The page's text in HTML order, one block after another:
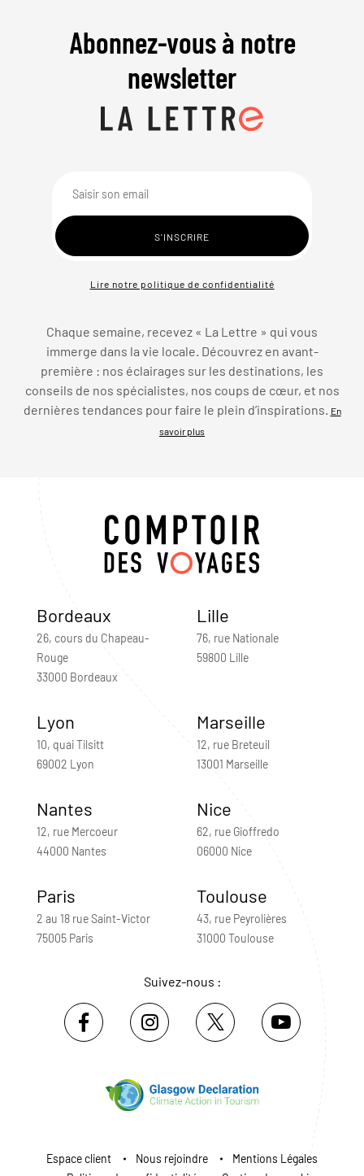
Abonnez-vous à notre
newsletter
Lire notre politique de confidentialité
Chaque semaine, recevez « La Lettre » qui vous
immerge dans la vie locale. Découvrez en avant-
première : nos éclairages sur les destinations, les
conseils de nos spécialistes, nos coups de cœur, et nos
dernières tendances pour faire le plein d’inspirations.
En
savoir plus
Bordeaux
26, cours du Chapeau-
Rouge
33000 Bordeaux
Lille
76, rue Nationale
59800 Lille
Lyon
10, quai Tilsitt
69002 Lyon
Marseille
12, rue Breteuil
13001 Marseille
Nantes
12, rue Mercoeur
44000 Nantes
Nice
62, rue Gioffredo
06000 Nice
Paris
2 au 18 rue Saint-Victor
75005 Paris
Toulouse
43, rue Peyrolières
31000 Toulouse
Suivez-nous :
Espace client Nous rejoindre
Mentions Légales